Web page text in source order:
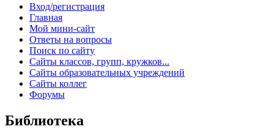
Вход/регистрация
Главная
Мой мини-сайт
Ответы на вопросы
Поиск по сайту
Сайты классов, групп, кружков...
Сайты образовательных учреждений
Сайты коллег
Форумы
Библиотека